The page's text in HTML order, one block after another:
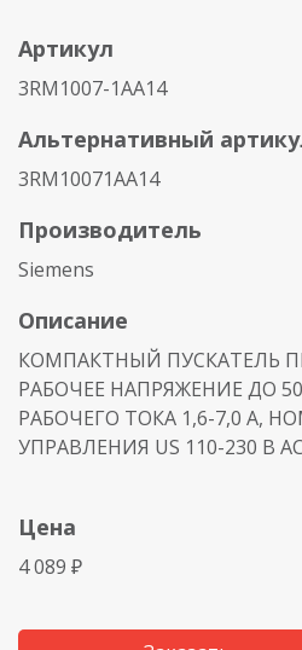
Артикул
3RM1007-1AA14
Альтернативный
3RM10071AA14
Производитель
Siemens
Описание
КОМПАКТНЫЙ ПУСКАТЕЛЬ
РАБОЧЕЕ НАПРЯЖЕНИЕ ДО
РАБОЧЕГО ТОКА 1,6-7,0 A,
УПРАВЛЕНИЯ US 110-230 В
Цена
4 089 ₽